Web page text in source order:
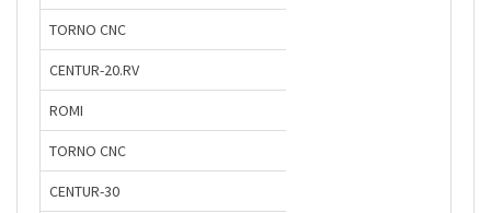
TORNO CNC
CENTUR-20.RV
ROMI
TORNO CNC
CENTUR-30